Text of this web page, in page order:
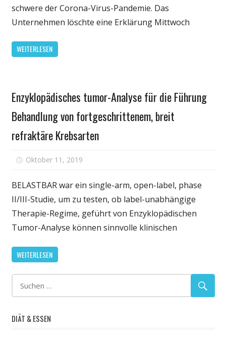
Führung,
in
schwere der Corona-Virus-Pandemie. Das
Unternehmen löschte eine Erklärung Mittwoch
WEITERLESEN
Enzyklopädisches tumor-Analyse für die Führung
Behandlung von fortgeschrittenem, breit
refraktäre Krebsarten
Oktober 11, 2019
tumor-
Analyse
für
die
breit
refraktäre
BELASTBAR war ein single-arm, open-label, phase
II/III-Studie, um zu testen, ob label-unabhängige
Therapie-Regime, geführt von Enzyklopädischen
Tumor-Analyse können sinnvolle klinischen
WEITERLESEN
DIÄT & ESSEN